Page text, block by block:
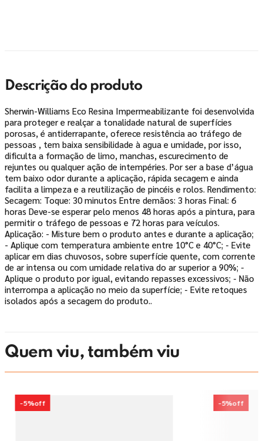
Descrição do produto
Sherwin-Williams Eco Resina Impermeabilizante foi desenvolvida
para proteger e realçar a tonalidade natural de superfícies
porosas, é antiderrapante, oferece resistência ao tráfego de
pessoas , tem baixa sensibilidade à agua e umidade, por isso,
dificulta a formação de limo, manchas, escurecimento de
rejuntes ou qualquer ação de intempéries. Por ser a base d’água
tem baixo odor durante a aplicação, rápida secagem e ainda
facilita a limpeza e a reutilização de pincéis e rolos. Rendimento:
Secagem: Toque: 30 minutos Entre demãos: 3 horas Final: 6
horas Deve-se esperar pelo menos 48 horas após a pintura, para
permitir o tráfego de pessoas e 72 horas para veículos.
Aplicação: - Misture bem o produto antes e durante a aplicação;
- Aplique com temperatura ambiente entre 10°C e 40°C; - Evite
aplicar em dias chuvosos, sobre superfície quente, com corrente
de ar intensa ou com umidade relativa do ar superior a 90%; -
Aplique o produto por igual, evitando repasses excessivos; - Não
interrompa a aplicação no meio da superfície; - Evite retoques
isolados após a secagem do produto..
Quem viu, também viu
-5%off -5%off